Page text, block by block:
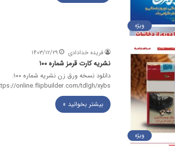
ویژه
ویژه
فریده خدادادی ۱۴۰۳/۱۲/۲۹
نشریه کارت قرمز شماره ۱۰۰
دانلود نسخه ورق زن نشریه شماره ۱۰۰:
online.flipbuilder.com/tdlgh/xybs
بیشتر بخوانید »